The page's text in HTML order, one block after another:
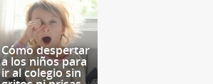
Cómo despertar
a los niños para
ir al colegio sin